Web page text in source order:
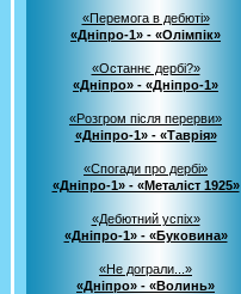
«Перемога в дебюті»
«Дніпро-1» - «Олімпік»
«Останнє дербі?»
«Дніпро» - «Дніпро-1»
«Розгром після перерви»
«Дніпро-1» - «Таврія»
«Спогади про дербі»
«Дніпро-1» - «Металіст 1925»
«Дебютний успіх»
«Дніпро-1» - «Буковина»
«Не дограли...»
«Дніпро» - «Волинь»